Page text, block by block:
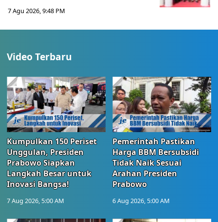
7 Agu 2026, 9:48 PM
Video Terbaru
Kumpulkan 150 Periset
Unggulan, Presiden
Prabowo Siapkan
Langkah Besar untuk
Inovasi Bangsa!
7 Aug 2026, 5:00 AM
Pemerintah Pastikan
Harga BBM Bersubsidi
Tidak Naik Sesuai
Arahan Presiden
Prabowo
6 Aug 2026, 5:00 AM